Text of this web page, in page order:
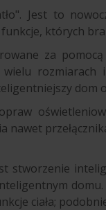
Jest to
których
za
dom
nawet
stworzenie
ciała;